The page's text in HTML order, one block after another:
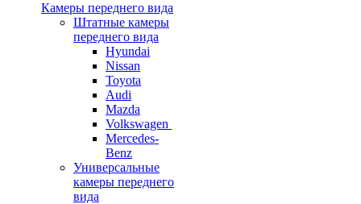
Камеры переднего вида
Штатные камеры
переднего вида
Hyundai
Nissan
Toyota
Audi
Mazda
Volkswagen
Mercedes-
Benz
Универсальные
камеры переднего
вида